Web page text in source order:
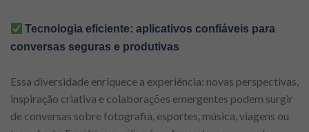
Tecnologia eficiente: aplicativos confiáveis ​​para
conversas seguras e produtivas
Essa diversidade enriquece a experiência: novas perspectivas,
inspiração criativa e colaborações emergentes podem surgir
de conversas sobre fotografia, esportes, música, viagens ou